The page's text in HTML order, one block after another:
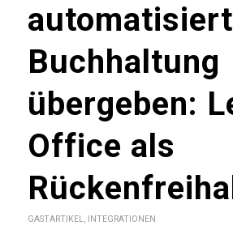
Buchhaltung
übergeben:
Office als
GASTARTIKEL, INTEGRATIONEN